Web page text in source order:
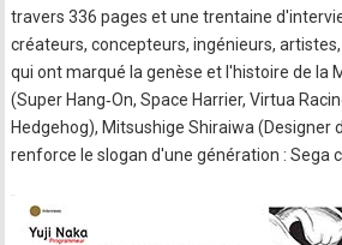
travers 336 pages et une trentaine
créateurs, concepteurs, ingénieurs,
qui ont marqué la genèse et l'histoire de la
(Super Hang‐On, Space Harrier, Virtua
Hedgehog), Mitsushige Shiraiwa (Designer
renforce le slogan d'une génération : Sega